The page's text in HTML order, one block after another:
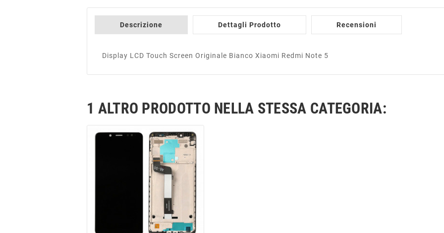
Descrizione Dettagli Prodotto Recensioni
Display LCD Touch Screen Originale Bianco Xiaomi Redmi Note 5
1 ALTRO PRODOTTO NELLA STESSA CATEGORIA: